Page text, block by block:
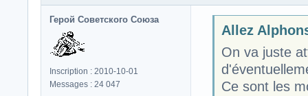
Герой Советского Союза
Inscription : 2010-10-01
Messages : 24 047
Allez
On va juste
Ce sont les